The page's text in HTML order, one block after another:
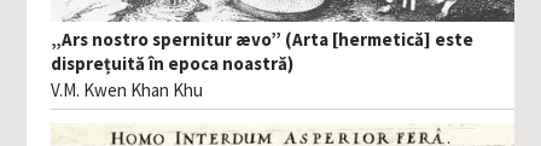
„Ars nostro spernitur ævo” (Arta [hermetică] este
disprețuită în epoca noastră)
V.M. Kwen Khan Khu